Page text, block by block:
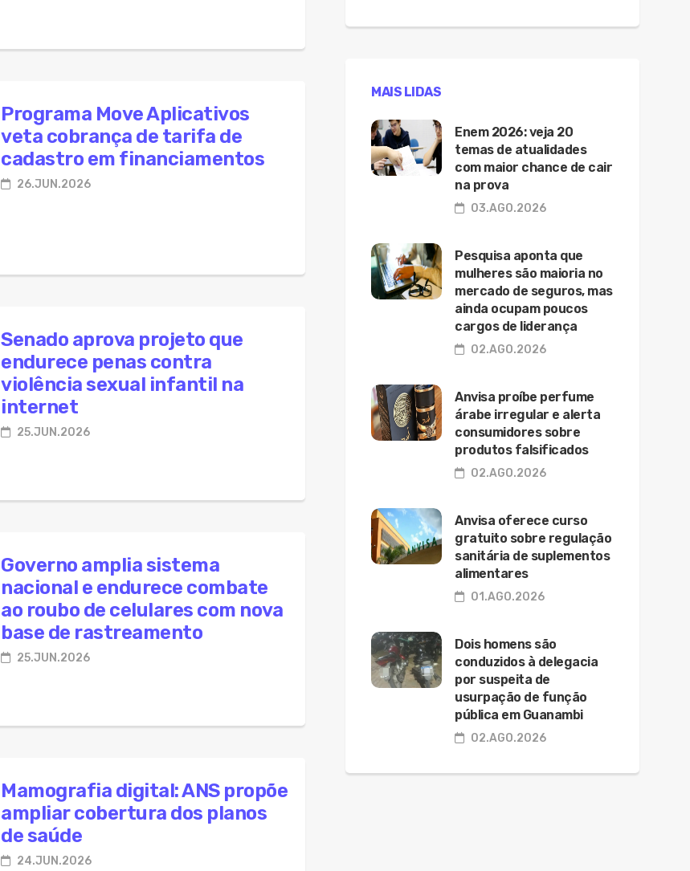
Programa Move Aplicativos
veta cobrança de tarifa de
cadastro em financiamentos
26.JUN.2026
Senado aprova projeto que
endurece penas contra
violência sexual infantil na
internet
25.JUN.2026
Governo amplia sistema
nacional e endurece combate
ao roubo de celulares com nova
base de rastreamento
25.JUN.2026
Mamografia digital: ANS propõe
ampliar cobertura dos planos
de saúde
24.JUN.2026
MAIS LIDAS
Enem 2026: veja 20
temas de atualidades
com maior chance de cair
na prova
03.AGO.2026
Pesquisa aponta que
mulheres são maioria no
mercado de seguros, mas
ainda ocupam poucos
cargos de liderança
02.AGO.2026
Anvisa proíbe perfume
árabe irregular e alerta
consumidores sobre
produtos falsificados
02.AGO.2026
Anvisa oferece curso
gratuito sobre regulação
sanitária de suplementos
alimentares
01.AGO.2026
Dois homens são
conduzidos à delegacia
por suspeita de
usurpação de função
pública em Guanambi
02.AGO.2026